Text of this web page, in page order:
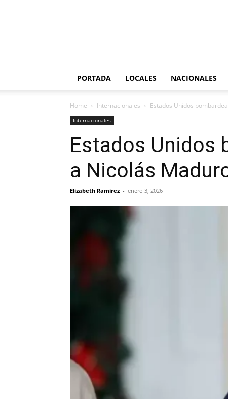
PORTADA LOCALES NACIONALES
Home Internacionales Estados Unidos
Internacionales
Estados Unidos
a Nicolás
Elizabeth Ramirez - enero 3, 2026